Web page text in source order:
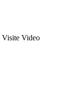
Visite Video